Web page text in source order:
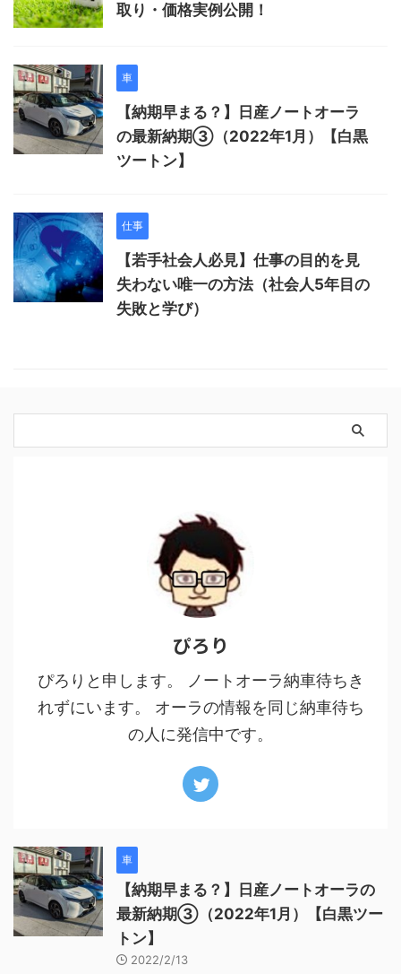
取り・価格実例公開！
車
【納期早まる？】日産ノートオーラ
の最新納期③（2022年1月）【白黒
ツートン】
仕事
【若手社会人必見】仕事の目的を見
失わない唯一の方法（社会人5年目の
失敗と学び）
ぴろり
ぴろりと申します。 ノートオーラ納車待ちき
れずにいます。 オーラの情報を同じ納車待ち
の人に発信中です。
車
【納期早まる？】日産ノートオーラの
最新納期③（2022年1月）【白黒ツー
トン】
2022/2/13